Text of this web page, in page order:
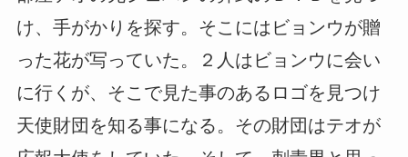
け、手がかりを探す。そこにはビョンウが贈
った花が写っていた。２人はビョンウに会い
に行くが、そこで見た事のあるロゴを見つけ
天使財団を知る事になる。その財団はテオが